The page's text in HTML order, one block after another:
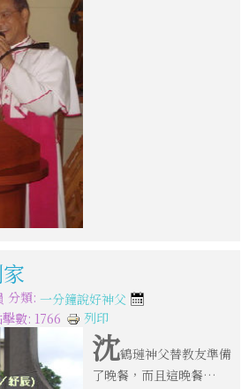
分類: 一分鐘說好神父
數: 1766 列印
沈鶴璉神父替教友準備
了晚餐，而且這晚餐…